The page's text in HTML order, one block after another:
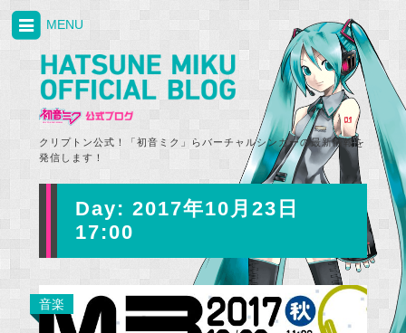
クリプトン公式！「初音ミク」らバーチャルシンガーの最新情報を
発信します！
MENU
Day: 2017年10月23日
17:00
音楽